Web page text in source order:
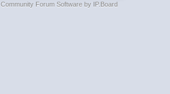
Community Forum Software by IP.Board